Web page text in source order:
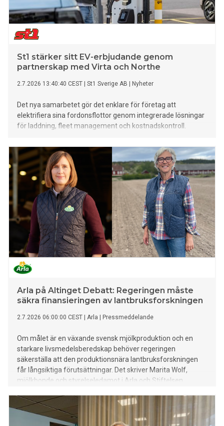
St1 stärker sitt EV-erbjudande genom
partnerskap med Virta och Northe
2.7.2026 13:40:40 CEST St1 Sverige AB Nyheter
Det nya samarbetet gör det enklare för företag att
elektrifiera sina fordonsflottor genom integrerade lösningar
för laddning, fleet management och kostnadskontroll.
Arla på Altinget Debatt: Regeringen måste
säkra finansieringen av lantbruksforskningen
2.7.2026 06:00:00 CEST Arla Pressmeddelande
Om målet är en växande svensk mjölkproduktion och en
starkare livsmedelsberedskap behöver regeringen
säkerställa att den produktionsnära lantbruksforskningen
får långsiktiga förutsättningar. Det skriver Marita Wolf,
mjölkbonde och styrelseledamot i Arla och Stiftelsen
samhällspolitisk chef på Arla Sverige, i en debattartikel på
Altinget. Läs debattartikeln i sin helhet nedan.